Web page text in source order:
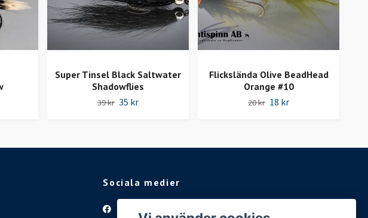
Super Tinsel Black Saltwater
Shadowflies
39 kr 35 kr
Flickslända Olive BeadHead
Orange #10
20 kr 18 kr
Sociala medier